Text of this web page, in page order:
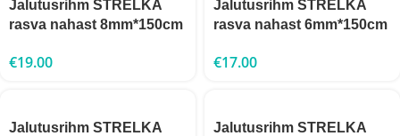
Jalutusrihm STRELKA
rasva nahast 8mm*150cm
€19.00
Jalutusrihm STRELKA
rasva nahast 6mm*150cm
€17.00
Jalutusrihm STRELKA
Jalutusrihm STRELKA